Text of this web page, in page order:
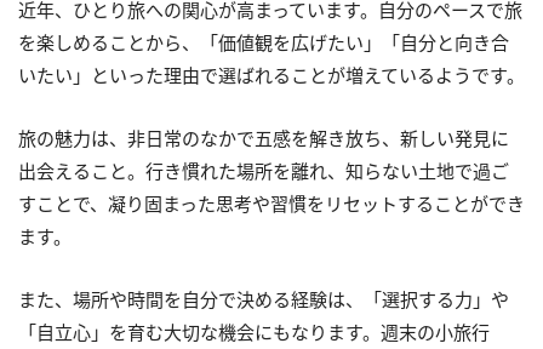
近年、ひとり旅への関心が高まっています。自分のペースで旅
を楽しめることから、「価値観を広げたい」「自分と向き合
いたい」といった理由で選ばれることが増えているようです。
旅の魅力は、非日常のなかで五感を解き放ち、新しい発見に
出会えること。行き慣れた場所を離れ、知らない土地で過ご
すことで、凝り固まった思考や習慣をリセットすることができ
ます。
また、場所や時間を自分で決める経験は、「選択する力」や
「自立心」を育む大切な機会にもなります。週末の小旅行